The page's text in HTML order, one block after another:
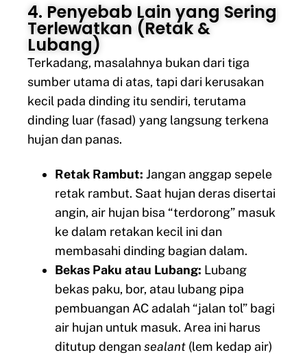
4. Penyebab Lain yang Sering
Terlewatkan (Retak &
Lubang)
Terkadang, masalahnya bukan dari tiga
sumber utama di atas, tapi dari kerusakan
kecil pada dinding itu sendiri, terutama
dinding luar (fasad) yang langsung terkena
hujan dan panas.
Retak Rambut: Jangan anggap sepele
retak rambut. Saat hujan deras disertai
angin, air hujan bisa “terdorong” masuk
ke dalam retakan kecil ini dan
membasahi dinding bagian dalam.
Bekas Paku atau Lubang: Lubang
bekas paku, bor, atau lubang pipa
pembuangan AC adalah “jalan tol” bagi
air hujan untuk masuk. Area ini harus
ditutup dengansealant (lem kedap air)